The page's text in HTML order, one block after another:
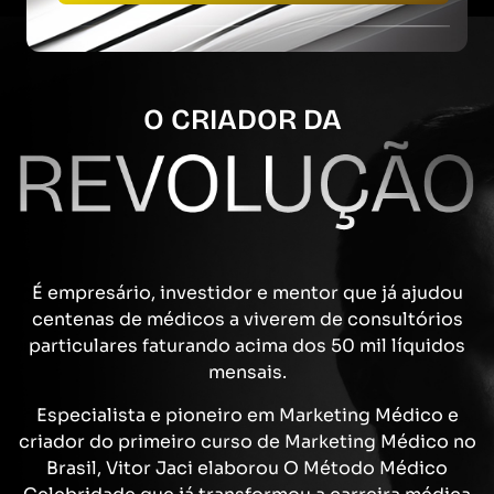
O CRIADOR DA
É empresário, investidor e mentor que já ajudou
centenas de médicos a viverem de consultórios
particulares faturando acima dos 50 mil líquidos
mensais.
Especialista e pioneiro em Marketing Médico e
criador do primeiro curso de Marketing Médico no
Brasil, Vitor Jaci elaborou O Método Médico